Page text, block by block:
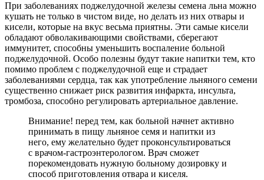
При заболеваниях поджелудочной железы семена льна можно
кушать не только в чистом виде, но делать из них отвары и
кисели, которые на вкус весьма приятны. Эти самые кисели
обладают обволакивающими свойствами, сберегают
иммунитет, способны уменьшить воспаление больной
поджелудочной. Особо полезны будут такие напитки тем, кто
помимо проблем с поджелудочной еще и страдает
заболеваниями сердца, так как употребление льняного семени
существенно снижает риск развития инфаркта, инсульта,
тромбоза, способно регулировать артериальное давление.
Внимание! перед тем, как больной начнет активно
принимать в пищу льняное семя и напитки из
него, ему желательно будет проконсультироваться
с врачом-гастроэнтерологом. Врач сможет
порекомендовать нужную больному дозировку и
способ приготовления отвара и киселя.